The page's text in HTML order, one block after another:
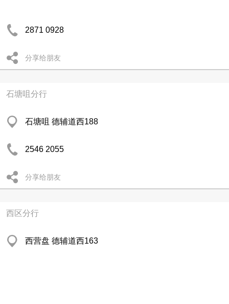
2871 0928
分享给朋友
石塘咀分行
石塘咀 德辅道西188
2546 2055
分享给朋友
西区分行
西营盘 德辅道西163